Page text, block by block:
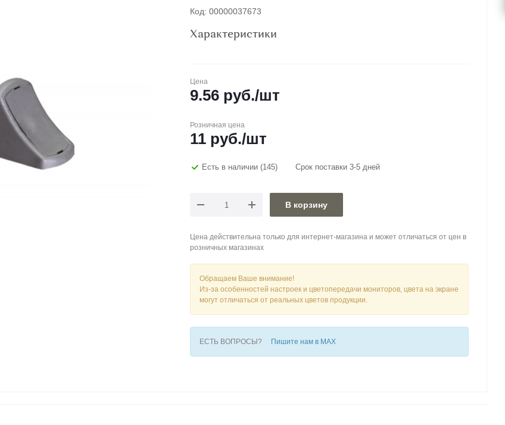
Код: 00000037673
Характеристики
Цена
9.56 руб./шт
Розничная цена
11 руб./шт
Есть в наличии (145) Срок поставки 3-5 дней
В корзину
Цена действительна только для интернет-магазина и может отличаться от цен в
розничных магазинах
Обращаем Ваше внимание!
Из-за особенностей настроек и цветопередачи мониторов, цвета на экране
могут отличаться от реальных цветов продукции.
ЕСТЬ ВОПРОСЫ? Пишите нам в MAX